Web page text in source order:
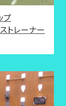
プ
トレーナー